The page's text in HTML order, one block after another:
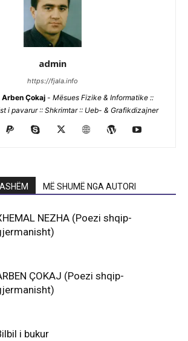
admin
https://fjala.info
Arben Çokaj - Mësues Fizike & Informatike ::
i pavarur :: Shkrimtar :: Ueb- & Grafikdizajner
MË SHUMË NGA AUTORI
NEZHA (Poezi shqip-
ÇOKAJ (Poezi shqip-
i bukur